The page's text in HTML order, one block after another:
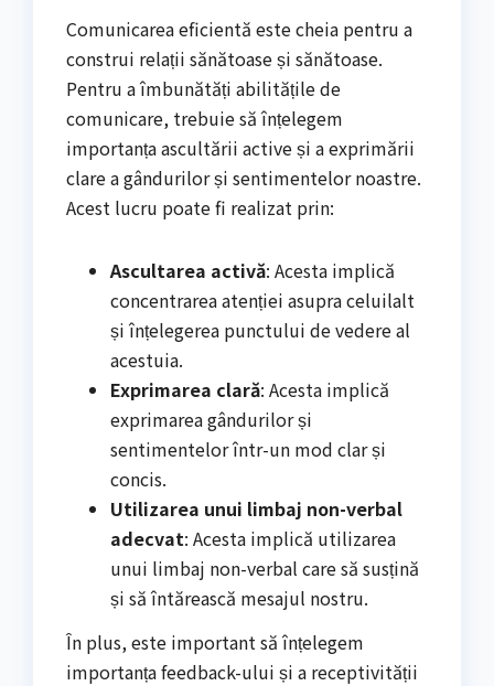
Comunicarea eficientă este cheia pentru a
construi relații sănătoase și sănătoase.
Pentru a îmbunătăți abilitățile de
comunicare, trebuie să înțelegem
importanța ascultării active și a exprimării
clare a gândurilor și sentimentelor noastre.
Acest lucru poate fi realizat prin:
Ascultarea activă: Acesta implică
concentrarea atenției asupra celuilalt
și înțelegerea punctului de vedere al
acestuia.
Exprimarea clară: Acesta implică
exprimarea gândurilor și
sentimentelor într-un mod clar și
concis.
Utilizarea unui limbaj non-verbal
adecvat: Acesta implică utilizarea
unui limbaj non-verbal care să susțină
și să întărească mesajul nostru.
În plus, este important să înțelegem
importanța feedback-ului și a receptivității